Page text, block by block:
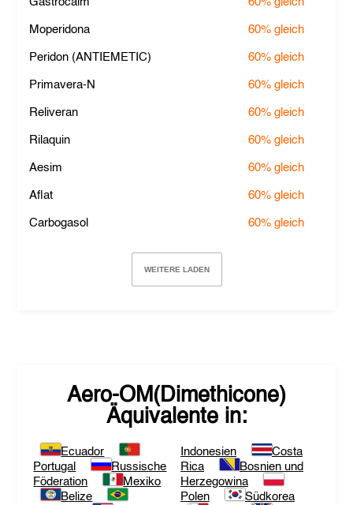
Moperidona 60% gleich
Peridon (ANTIEMETIC) 60% gleich
Primavera-N 60% gleich
Reliveran 60% gleich
Rilaquin 60% gleich
Aesim 60% gleich
Aflat 60% gleich
Carbogasol 60% gleich
WEITERE LADEN
Aero-OM(Dimethicone)
Äquivalente in:
Ecuador
Portugal
Russische
Föderation
Mexiko
Belize
Indonesien
Costa
Rica
Bosnien und
Herzegowina
Polen
Südkorea